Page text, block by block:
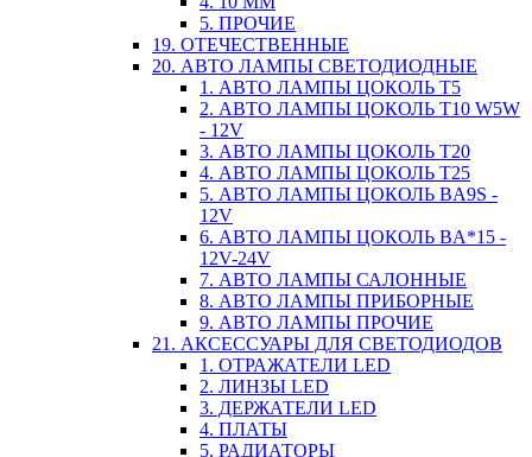
5. ПРОЧИЕ
19. ОТЕЧЕСТВЕННЫЕ
20. АВТО ЛАМПЫ СВЕТОДИОДНЫЕ
1. АВТО ЛАМПЫ ЦОКОЛЬ T5
2. АВТО ЛАМПЫ ЦОКОЛЬ T10 W5W
- 12V
3. АВТО ЛАМПЫ ЦОКОЛЬ T20
4. АВТО ЛАМПЫ ЦОКОЛЬ T25
5. АВТО ЛАМПЫ ЦОКОЛЬ BA9S -
12V
6. АВТО ЛАМПЫ ЦОКОЛЬ BA*15 -
12V-24V
7. АВТО ЛАМПЫ САЛОННЫЕ
8. АВТО ЛАМПЫ ПРИБОРНЫЕ
9. АВТО ЛАМПЫ ПРОЧИЕ
21. АКСЕССУАРЫ ДЛЯ СВЕТОДИОДОВ
1. ОТРАЖАТЕЛИ LED
2. ЛИНЗЫ LED
3. ДЕРЖАТЕЛИ LED
4. ПЛАТЫ
5. РАДИАТОРЫ